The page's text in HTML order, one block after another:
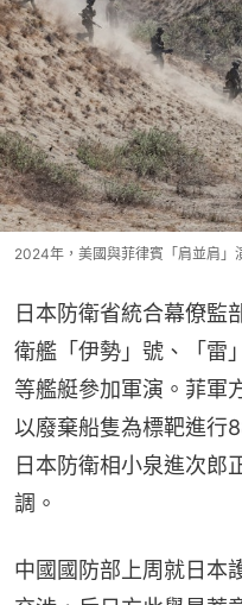
2024年，美國與菲律賓「肩並肩」
日本防衛省統合幕僚監
衛艦「伊勢」號、「雷
等艦艇參加軍演。菲軍
以廢棄船隻為標靶進行
日本防衛相小泉進次郎
調。
中國國防部上周就日本